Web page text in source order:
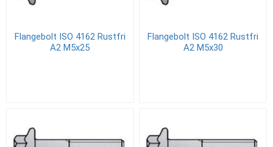
Flangebolt ISO 4162 Rustfri
A2 M5x25
Flangebolt ISO 4162 Rustfri
A2 M5x30